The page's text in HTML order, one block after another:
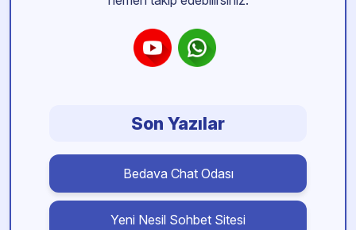
Son Yazılar
Bedava Chat Odası
Yeni Nesil Sohbet Sitesi